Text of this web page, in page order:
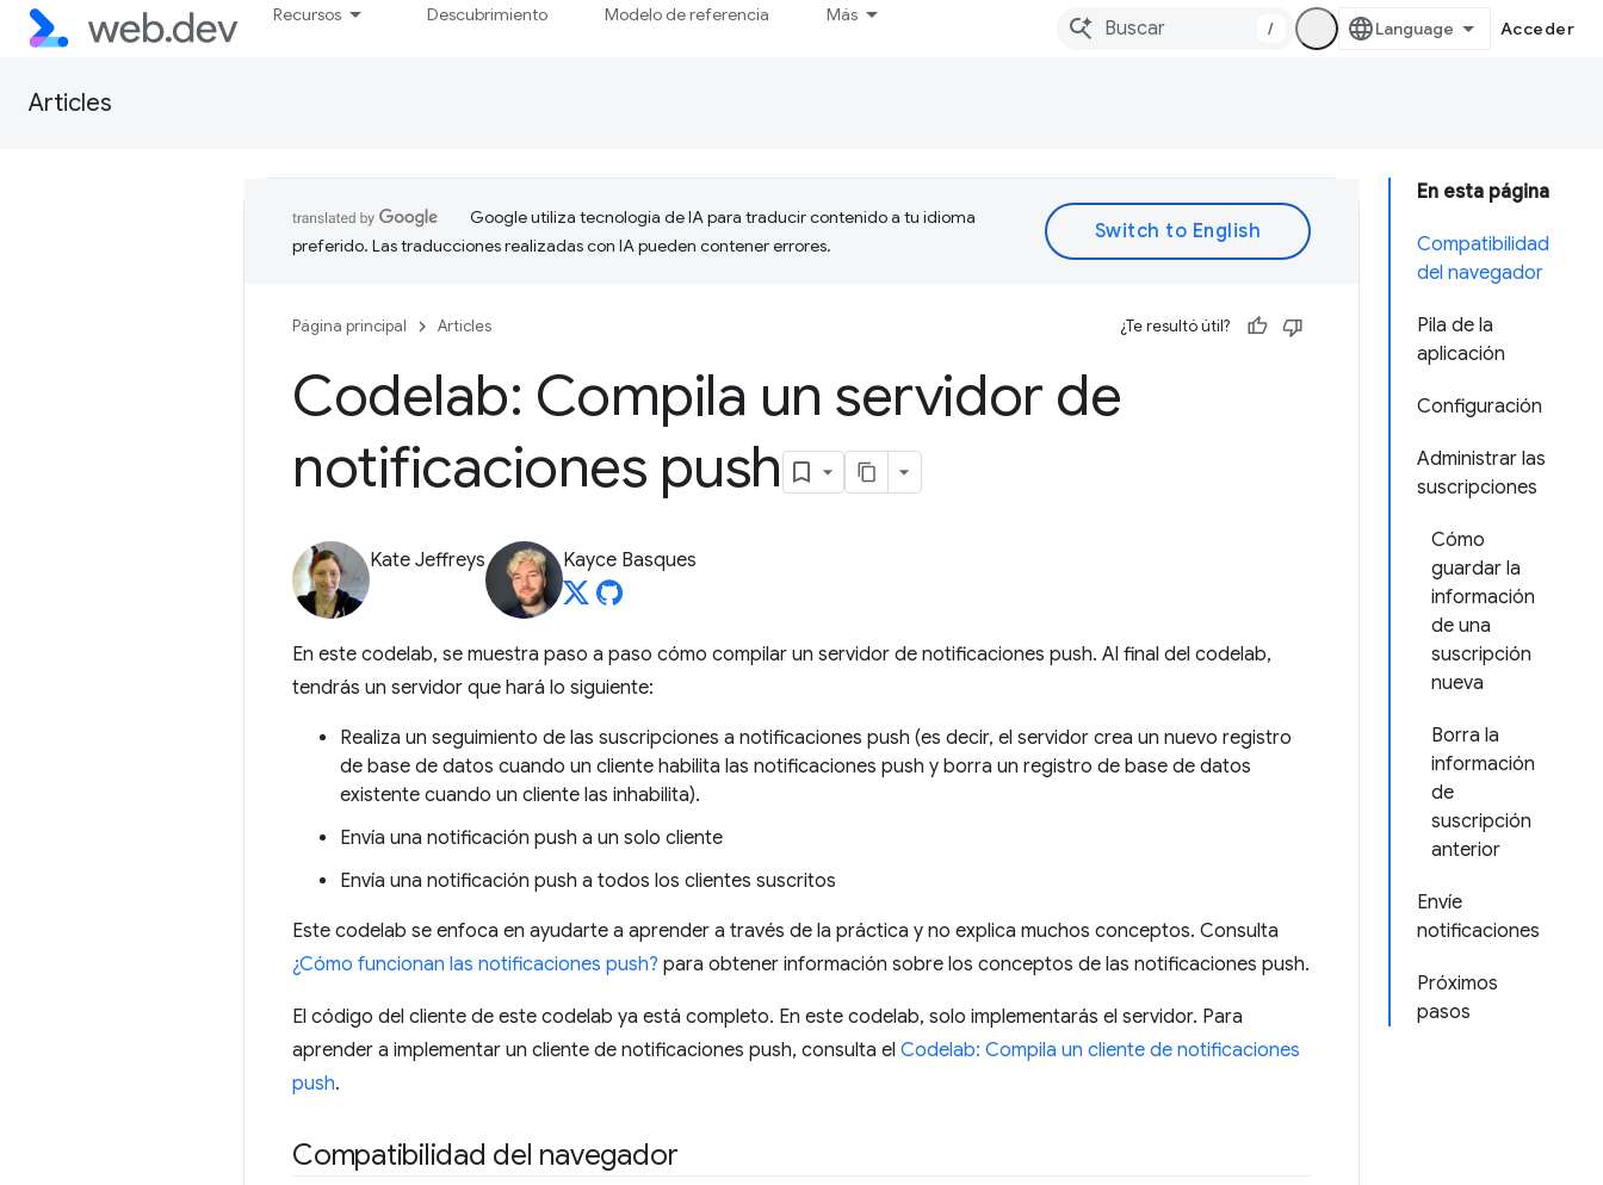
Recursos Descubrimiento Modelo de referencia Más
/ Acceder
Articles
En esta página
Compatibilidad
del navegador
Pila de la
aplicación
Configuración
Administrar las
suscripciones
Cómo
guardar la
información
de una
suscripción
nueva
Borra la
información
de
suscripción
anterior
Envíe
notificaciones
Próximos
pasos
Google utiliza tecnología de IA para traducir contenido a tu idioma
preferido. Las traducciones realizadas con IA pueden contener errores.
Página principal Articles ¿Te resultó útil?
Codelab: Compila un servidor de
notificaciones push
Kate Jeffreys Kayce Basques
En este codelab, se muestra paso a paso cómo compilar un servidor de notificaciones push. Al final del codelab,
tendrás un servidor que hará lo siguiente:
Realiza un seguimiento de las suscripciones a notificaciones push (es decir, el servidor crea un nuevo registro
de base de datos cuando un cliente habilita las notificaciones push y borra un registro de base de datos
existente cuando un cliente las inhabilita).
Envía una notificación push a un solo cliente
Envía una notificación push a todos los clientes suscritos
Este codelab se enfoca en ayudarte a aprender a través de la práctica y no explica muchos conceptos. Consulta
¿Cómo funcionan las notificaciones push? para obtener información sobre los conceptos de las notificaciones push.
El código del cliente de este codelab ya está completo. En este codelab, solo implementarás el servidor. Para
aprender a implementar un cliente de notificaciones push, consulta el Codelab: Compila un cliente de notificaciones
push.
Compatibilidad del navegador